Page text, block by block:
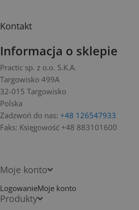
Kontakt
Informacja o sklepie
Practic sp. z o.o. S.K.A.
Targowisko 499A
32-015 Targowisko
Polska
Zadzwoń do nas: +48 126547933
Faks: Księgowość +48 883101600
Moje konto
LogowanieMoje konto
Produkty